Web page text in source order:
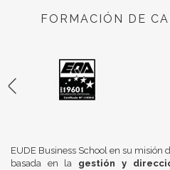
FORMACIÓN DE
EUDE Business School en su
basada en la gestión y